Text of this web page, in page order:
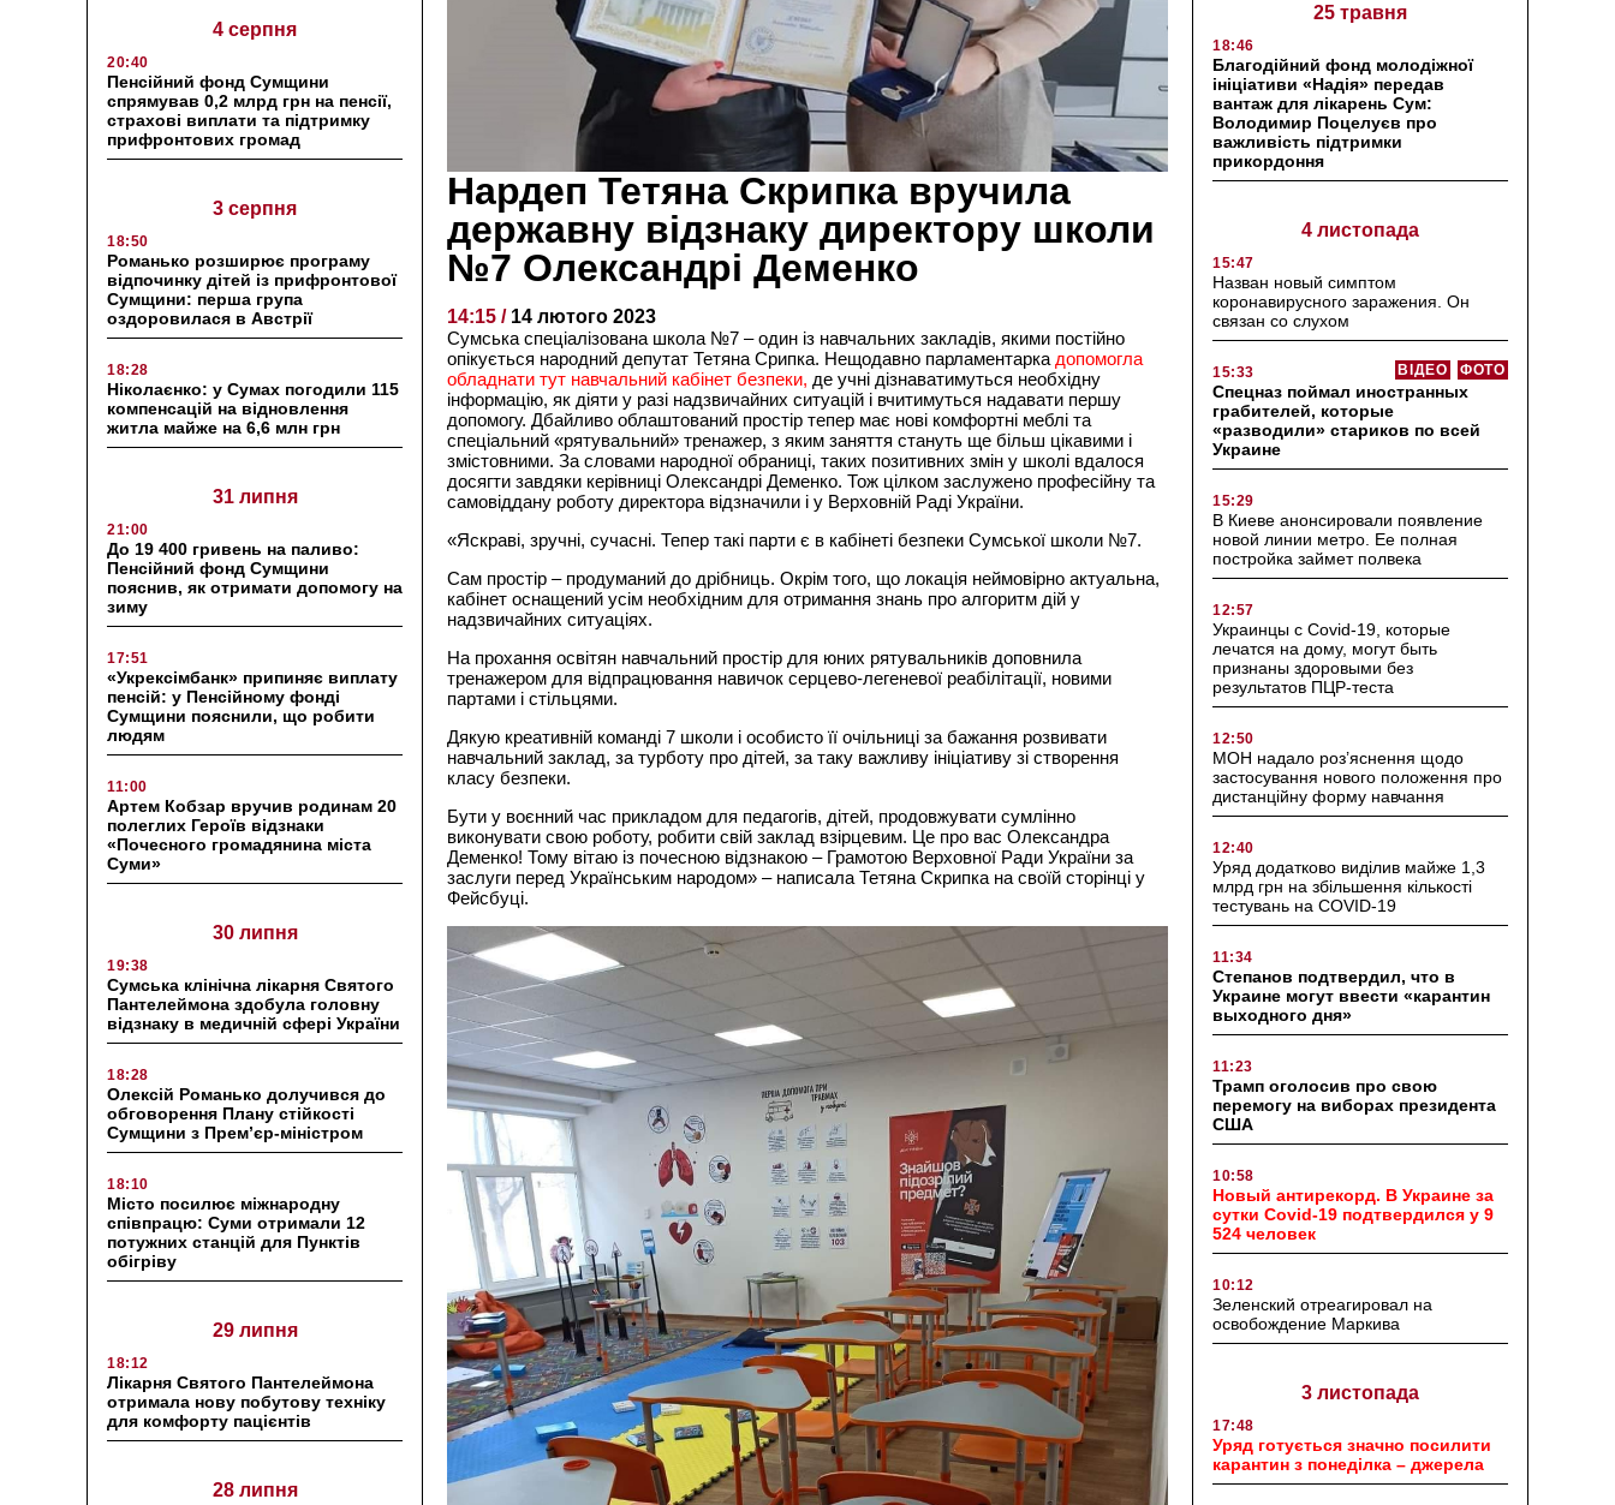
4 серпня
20:40
Пенсійний фонд Сумщини
спрямував 0,2 млрд грн на пенсії,
страхові виплати та підтримку
прифронтових громад
3 серпня
18:50
Романько розширює програму
відпочинку дітей із прифронтової
Сумщини: перша група
оздоровилася в Австрії
18:28
Ніколаєнко: у Сумах погодили 115
компенсацій на відновлення
житла майже на 6,6 млн грн
31 липня
21:00
До 19 400 гривень на паливо:
Пенсійний фонд Сумщини
пояснив, як отримати допомогу на
зиму
17:51
«Укрексімбанк» припиняє виплату
пенсій: у Пенсійному фонді
Сумщини пояснили, що робити
людям
11:00
Артем Кобзар вручив родинам 20
полеглих Героїв відзнаки
«Почесного громадянина міста
Суми»
30 липня
19:38
Сумська клінічна лікарня Святого
Пантелеймона здобула головну
відзнаку в медичній сфері України
18:28
Олексій Романько долучився до
обговорення Плану стійкості
Сумщини з Прем’єр-міністром
18:10
Місто посилює міжнародну
співпрацю: Суми отримали 12
потужних станцій для Пунктів
обігріву
29 липня
18:12
Лікарня Святого Пантелеймона
отримала нову побутову техніку
для комфорту пацієнтів
28 липня
Нардеп Тетяна Скрипка вручила
державну відзнаку директору школи
№7 Олександрі Деменко
14:15 / 14 лютого 2023
Сумська спеціалізована школа №7 – один із навчальних закладів, якими постійно
опікується народний депутат Тетяна Срипка. Нещодавно парламентарка допомогла
обладнати тут навчальний кабінет безпеки, де учні дізнаватимуться необхідну
інформацію, як діяти у разі надзвичайних ситуацій і вчитимуться надавати першу
допомогу. Дбайливо облаштований простір тепер має нові комфортні меблі та
спеціальний «рятувальний» тренажер, з яким заняття стануть ще більш цікавими і
змістовними. За словами народної обраниці, таких позитивних змін у школі вдалося
досягти завдяки керівниці Олександрі Деменко. Тож цілком заслужено професійну та
самовіддану роботу директора відзначили і у Верховній Раді України.
«Яскраві, зручні, сучасні. Тепер такі парти є в кабінеті безпеки Сумської школи №7.
Сам простір – продуманий до дрібниць. Окрім того, що локація неймовірно актуальна,
кабінет оснащений усім необхідним для отримання знань про алгоритм дій у
надзвичайних ситуаціях.
На прохання освітян навчальний простір для юних рятувальників доповнила
тренажером для відпрацювання навичок серцево-легеневої реабілітації, новими
партами і стільцями.
Дякую креативній команді 7 школи і особисто її очільниці за бажання розвивати
навчальний заклад, за турботу про дітей, за таку важливу ініціативу зі створення
класу безпеки.
Бути у воєнний час прикладом для педагогів, дітей, продовжувати сумлінно
виконувати свою роботу, робити свій заклад взірцевим. Це про вас Олександра
Деменко! Тому вітаю із почесною відзнакою – Грамотою Верховної Ради України за
заслуги перед Українським народом» – написала Тетяна Скрипка на своїй сторінці у
Фейсбуці.
25 травня
18:46
Благодійний фонд молодіжної
ініціативи «Надія» передав
вантаж для лікарень Сум:
Володимир Поцелуєв про
важливість підтримки
прикордоння
4 листопада
15:47
Назван новый симптом
коронавирусного заражения. Он
связан со слухом
15:33 ФОТО
ВІДЕО
Спецназ поймал иностранных
грабителей, которые
«разводили» стариков по всей
Украине
15:29
В Киеве анонсировали появление
новой линии метро. Ее полная
постройка займет полвека
12:57
Украинцы с Covid-19, которые
лечатся на дому, могут быть
признаны здоровыми без
результатов ПЦР-теста
12:50
МОН надало роз’яснення щодо
застосування нового положення про
дистанційну форму навчання
12:40
Уряд додатково виділив майже 1,3
млрд грн на збільшення кількості
тестувань на COVID-19
11:34
Степанов подтвердил, что в
Украине могут ввести «карантин
выходного дня»
11:23
Трамп оголосив про свою
перемогу на виборах президента
США
10:58
Новый антирекорд. В Украине за
сутки Covid-19 подтвердился у 9
524 человек
10:12
Зеленский отреагировал на
освобождение Маркива
3 листопада
17:48
Уряд готується значно посилити
карантин з понеділка – джерела